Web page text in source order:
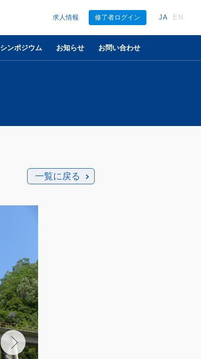
求人情報 修了者ログイン JA EN
シンポジウム お知らせ お問い合わせ
一覧に戻る